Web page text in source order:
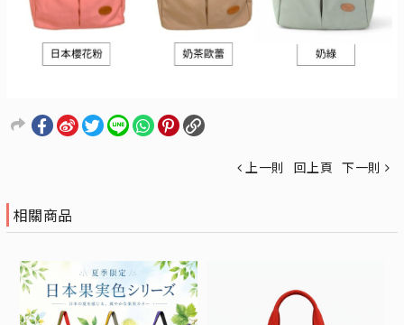
上一則 回上頁 下一則
相關商品